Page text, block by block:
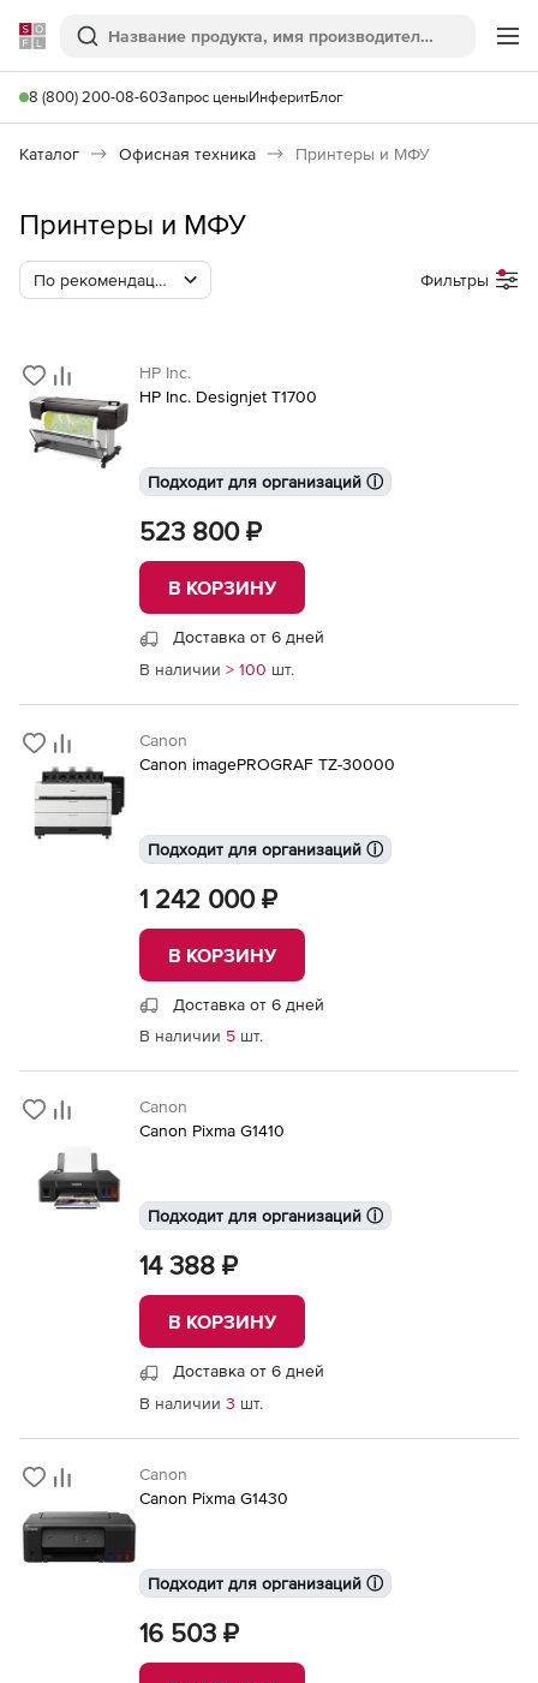
Softline
Поиск
8 (800) 200-08-60Запрос ценыИнферитБлог
Каталог Офисная техника Принтеры и МФУ
Принтеры и МФУ
По рекомендации Softline Фильтры
HP Inc.
HP Inc. Designjet T1700
Подходит для организаций ⓘ
523 800 ₽
В КОРЗИНУ
Доставка от 6 дней
В наличии > 100 шт.
Canon
Canon imagePROGRAF TZ-30000
Подходит для организаций ⓘ
1 242 000 ₽
В КОРЗИНУ
Доставка от 6 дней
В наличии 5 шт.
Canon
Canon Pixma G1410
Подходит для организаций ⓘ
14 388 ₽
В КОРЗИНУ
Доставка от 6 дней
В наличии 3 шт.
Canon
Canon Pixma G1430
Подходит для организаций ⓘ
16 503 ₽